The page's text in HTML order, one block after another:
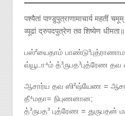
पश्यैतां पाण्डुपुत्राणामाचार्य महतीं
व्यूढां द्रुपदपुत्रेण तव शिष्येण
பஸ்²யைதாம்
வ்யூடா⁴ம் த்³ருபத³புத்ரேண
ஆசார்ய தவ ஸி²ஷ்யேண =
தீ⁴மதா= நிபுணனான;
த்³ருபத³ புத்ரேண = துருபதன்